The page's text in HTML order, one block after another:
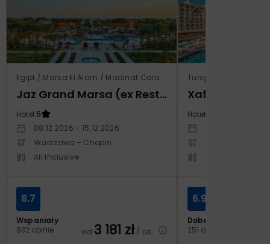
Egipt / Marsa El Alam / Madinat Coraya
Jaz Grand Marsa (ex Resta Grand Resort)
Hotel:5
08.12.2026 - 15.12.2026
Warszawa - Chopin
All Inclusive
Wspaniały
832 opinie
8.7
od 3 181 zł/ os.
Turcja / Riwiera
Xafira Deluxe
Hotel:
Warszawa -
Dobry
251 opinii
6.9